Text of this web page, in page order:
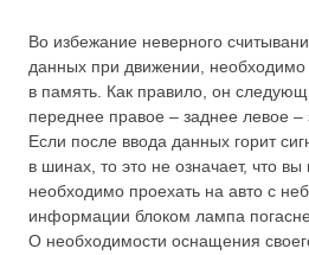
Во избежание неверного
данных при движении,
в память. Как правило, он
переднее правое – заднее левое –
Если после ввода данных горит
в шинах, то это не означает, что
необходимо проехать на авто с
информации блоком лампа
О необходимости оснащения